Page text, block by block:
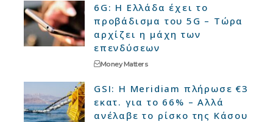
6G: Η Ελλάδα έχει το
προβάδισμα του 5G – Τώρα
αρχίζει η μάχη των
επενδύσεων
Money Matters
GSI: Η Meridiam πλήρωσε €3
εκατ. για το 66% – Αλλά
ανέλαβε το ρίσκο της Κάσου